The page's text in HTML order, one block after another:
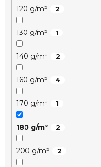
120 g/m² 2
130 g/m² 1
140 g/m² 2
160 g/m² 4
170 g/m² 1
180 g/m² 2
200 g/m² 2